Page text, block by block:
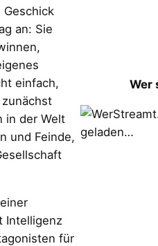
an: Sie
einfach,
in der Welt
und Feinde,
Intelligenz
für
Wer
geladen…